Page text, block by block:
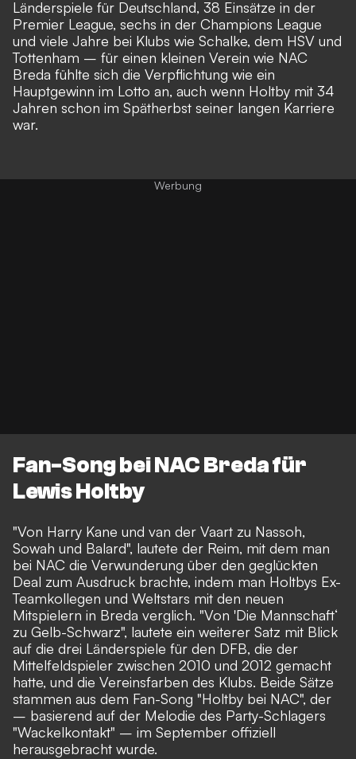
Länderspiele für Deutschland, 38 Einsätze in der
Premier League, sechs in der Champions League
und viele Jahre bei Klubs wie Schalke, dem HSV und
Tottenham – für einen kleinen Verein wie NAC
Breda fühlte sich die Verpflichtung wie ein
Hauptgewinn im Lotto an, auch wenn Holtby mit 34
Jahren schon im Spätherbst seiner langen Karriere
war.
Fan-Song bei NAC Breda für
Lewis Holtby
"Von Harry Kane und van der Vaart zu Nassoh,
Sowah und Balard", lautete der Reim, mit dem man
bei NAC die Verwunderung über den geglückten
Deal zum Ausdruck brachte, indem man Holtbys Ex-
Teamkollegen und Weltstars mit den neuen
Mitspielern in Breda verglich. "Von 'Die Mannschaft‘
zu Gelb-Schwarz", lautete ein weiterer Satz mit Blick
auf die drei Länderspiele für den DFB, die der
Mittelfeldspieler zwischen 2010 und 2012 gemacht
hatte, und die Vereinsfarben des Klubs. Beide Sätze
stammen aus dem Fan-Song "Holtby bei NAC", der
– basierend auf der Melodie des Party-Schlagers
"Wackelkontakt" – im September offiziell
herausgebracht wurde.